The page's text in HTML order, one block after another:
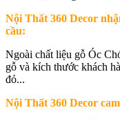
Nội Thất 360 Decor
cầu:
Ngoài chất liệu gỗ Óc
gỗ và kích thước khách
đỏ...
Nội Thất 360 Decor